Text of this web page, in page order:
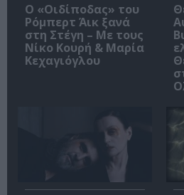
O «Οιδίποδας» του
Ρόμπερτ Άικ ξανά
στη Στέγη – Με τους
Νίκο Κουρή & Μαρία
Κεχαγιόγλου